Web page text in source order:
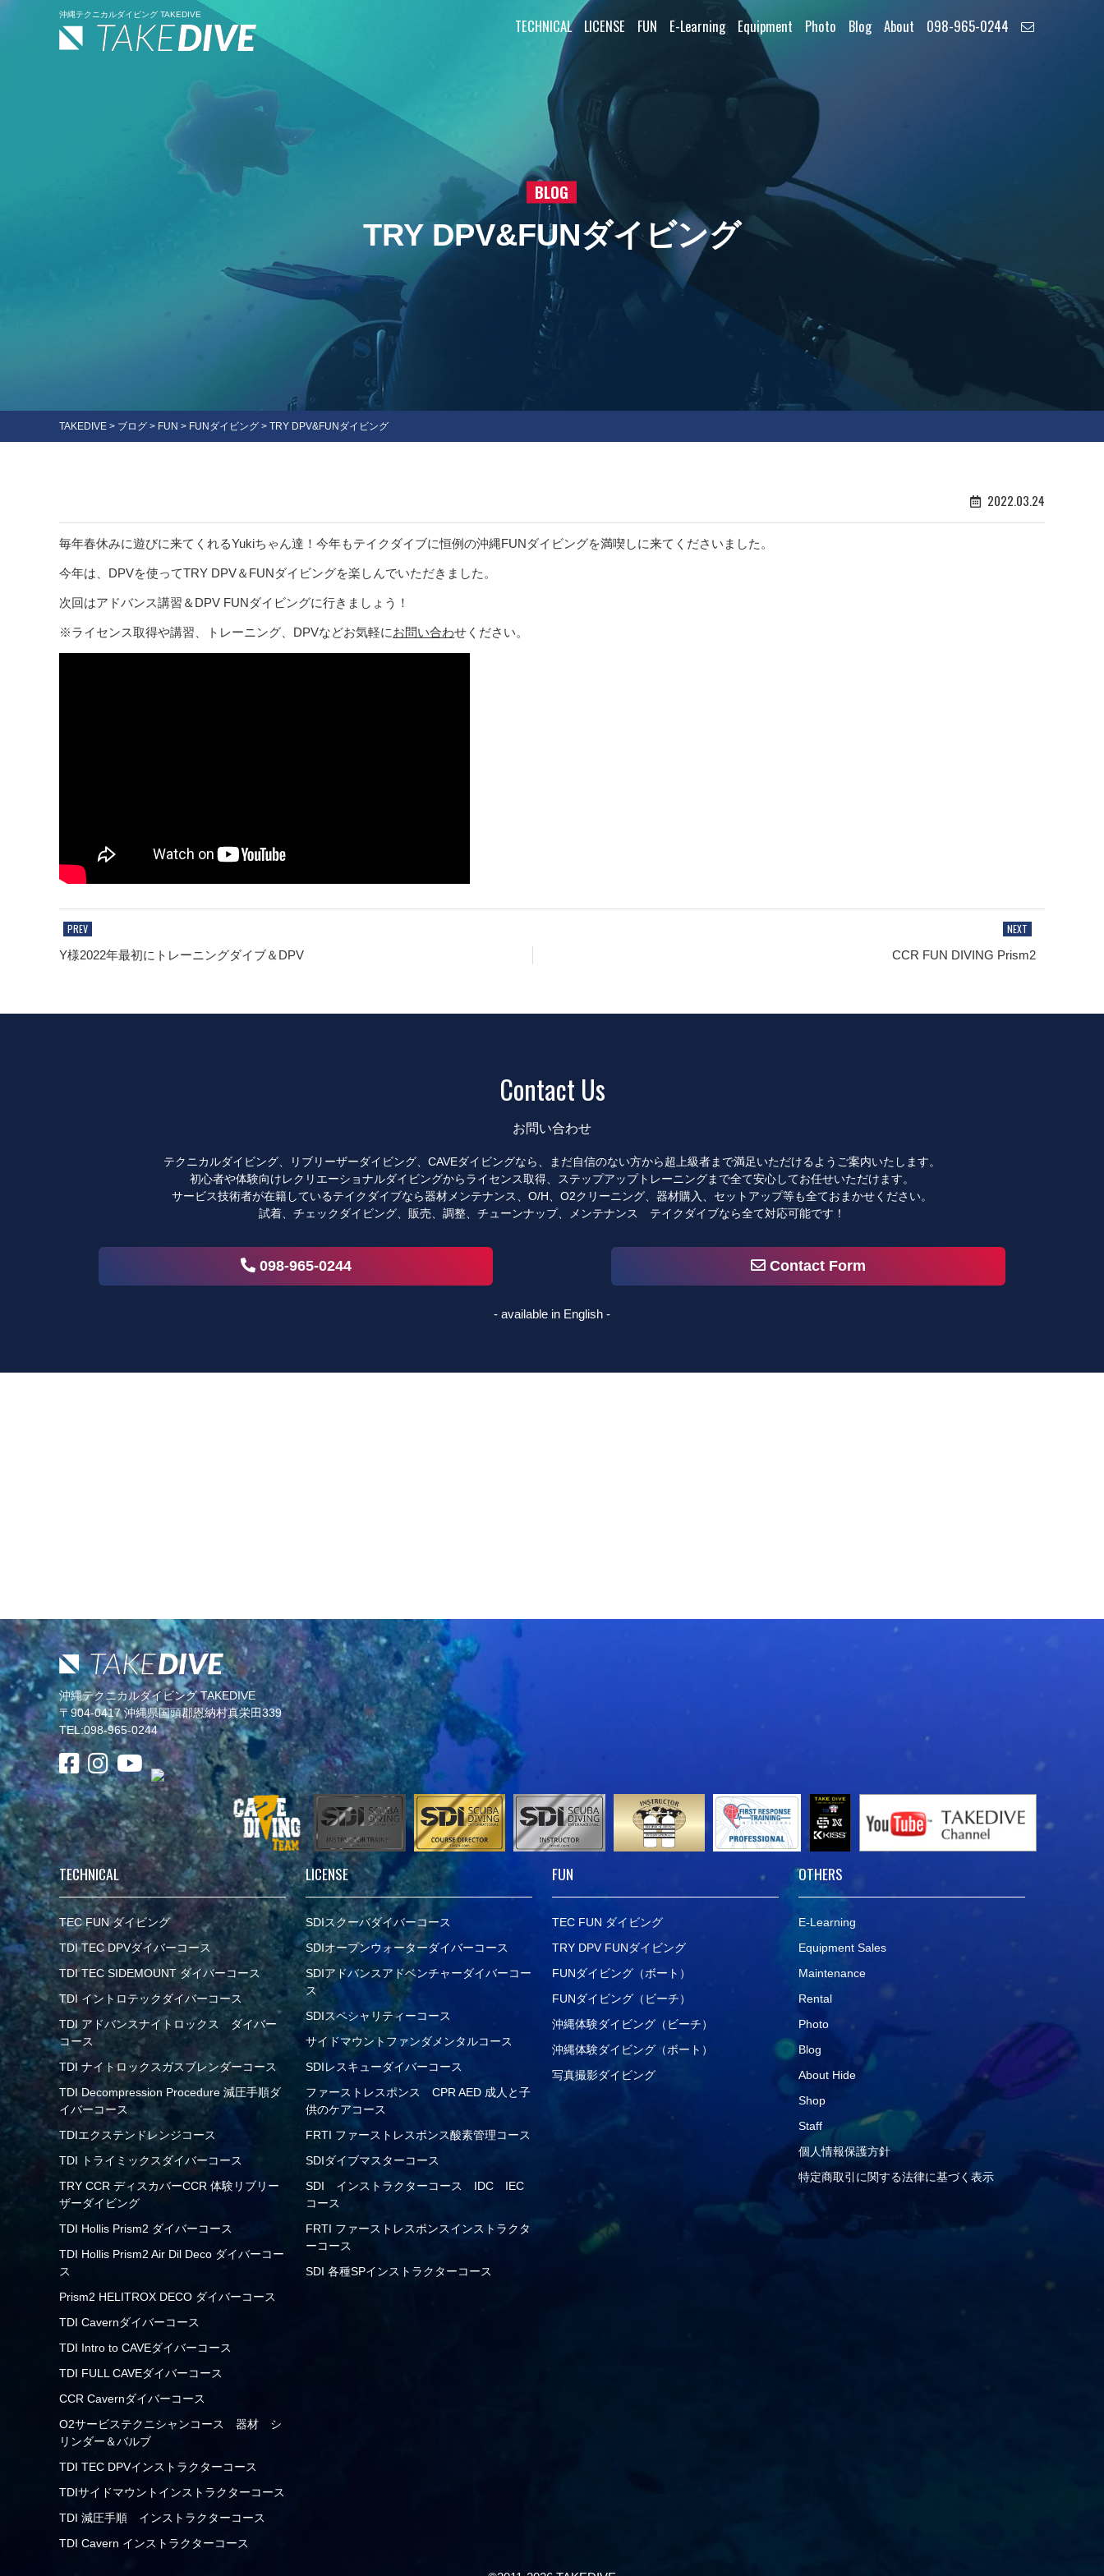
沖縄テクニカルダイビング TAKEDIVE
TECHNICAL LICENSE FUN E-Learning Equipment Photo Blog About 098-965-0244
BLOG
TRY DPV&FUNダイビング
TAKEDIVE > ブログ > FUN > FUNダイビング > TRY DPV&FUNダイビング
2022.03.24
毎年春休みに遊びに来てくれるYukiちゃん達！今年もテイクダイブに恒例の沖縄FUNダイビングを満喫しに来てくださいました。
今年は、DPVを使ってTRY DPV＆FUNダイビングを楽しんでいただきました。
次回はアドバンス講習＆DPV FUNダイビングに行きましょう！
※ライセンス取得や講習、トレーニング、DPVなどお気軽にお問い合わせください。
Y様2022年最初にトレーニングダイブ＆DPV CCR FUN DIVING Prism2
Contact Us
お問い合わせ
テクニカルダイビング、リブリーザーダイビング、CAVEダイビングなら、まだ自信のない方から超上級者まで満足いただけるようご案内いたします。
初心者や体験向けレクリエーショナルダイビングからライセンス取得、ステップアップトレーニングまで全て安心してお任せいただけます。
サービス技術者が在籍しているテイクダイブなら器材メンテナンス、O/H、O2クリーニング、器材購入、セットアップ等も全ておまかせください。
試着、チェックダイビング、販売、調整、チューンナップ、メンテナンス テイクダイブなら全て対応可能です！
098-965-0244 Contact Form
- available in English -
沖縄テクニカルダイビング TAKEDIVE
〒904-0417 沖縄県国頭郡恩納村真栄田339
TEL:098-965-0244
TECHNICAL
TEC FUN ダイビング
TDI TEC DPVダイバーコース
TDI TEC SIDEMOUNT ダイバーコース
TDI イントロテックダイバーコース
TDI アドバンスナイトロックス ダイバー
コース
TDI ナイトロックスガスブレンダーコース
TDI Decompression Procedure 減圧手順ダ
イバーコース
TDIエクステンドレンジコース
TDI トライミックスダイバーコース
TRY CCR ディスカバーCCR 体験リブリー
ザーダイビング
TDI Hollis Prism2 ダイバーコース
TDI Hollis Prism2 Air Dil Deco ダイバーコー
ス
Prism2 HELITROX DECO ダイバーコース
TDI Cavernダイバーコース
TDI Intro to CAVEダイバーコース
TDI FULL CAVEダイバーコース
CCR Cavernダイバーコース
O2サービステクニシャンコース 器材 シ
リンダー＆バルブ
TDI TEC DPVインストラクターコース
TDIサイドマウントインストラクターコース
TDI 減圧手順 インストラクターコース
TDI Cavern インストラクターコース
LICENSE
SDIスクーバダイバーコース
SDIオープンウォーターダイバーコース
SDIアドバンスアドベンチャーダイバーコー
ス
SDIスペシャリティーコース
サイドマウントファンダメンタルコース
SDIレスキューダイバーコース
ファーストレスポンス CPR AED 成人と子
供のケアコース
FRTI ファーストレスポンス酸素管理コース
SDIダイブマスターコース
SDI インストラクターコース IDC IEC
コース
FRTI ファーストレスポンスインストラクタ
ーコース
SDI 各種SPインストラクターコース
FUN
TEC FUN ダイビング
TRY DPV FUNダイビング
FUNダイビング（ボート）
FUNダイビング（ビーチ）
沖縄体験ダイビング（ビーチ）
沖縄体験ダイビング（ボート）
写真撮影ダイビング
OTHERS
E-Learning
Equipment Sales
Maintenance
Rental
Photo
Blog
About Hide
Shop
Staff
個人情報保護方針
特定商取引に関する法律に基づく表示